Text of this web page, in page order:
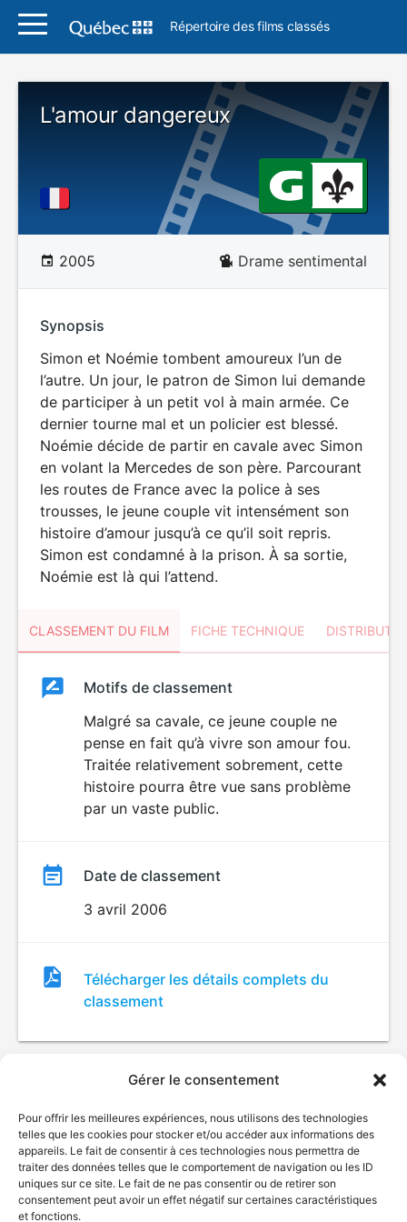
Gérer le consentement
Pour offrir les meilleures expériences, nous utilisons des technologies
telles que les cookies pour stocker et/ou accéder aux informations des
appareils. Le fait de consentir à ces technologies nous permettra de
traiter des données telles que le comportement de navigation ou les ID
uniques sur ce site. Le fait de ne pas consentir ou de retirer son
consentement peut avoir un effet négatif sur certaines caractéristiques
et fonctions.
Répertoire des films classés
L'amour dangereux
2005 Drame sentimental
Synopsis
Simon et Noémie tombent amoureux l’un de
l’autre. Un jour, le patron de Simon lui demande
de participer à un petit vol à main armée. Ce
dernier tourne mal et un policier est blessé.
Noémie décide de partir en cavale avec Simon
en volant la Mercedes de son père. Parcourant
les routes de France avec la police à ses
trousses, le jeune couple vit intensément son
histoire d’amour jusqu’à ce qu’il soit repris.
Simon est condamné à la prison. À sa sortie,
Noémie est là qui l’attend.
CLASSEMENT DU FILM FICHE TECHNIQUE
ClassementClassement
Motifs de classement
Malgré sa cavale, ce jeune couple ne
pense en fait qu’à vivre son amour fou.
Traitée relativement sobrement, cette
histoire pourra être vue sans problème
par un vaste public.
Date de classement
3 avril 2006
Fichier
de
classement
Télécharger les détails complets du
classement
© Gouvernement du Québec, 2026